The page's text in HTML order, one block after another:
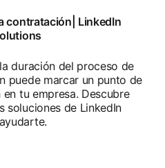
contratación| LinkedIn
duración del proceso de
puede marcar un punto de
en tu empresa. Descubre
soluciones de LinkedIn